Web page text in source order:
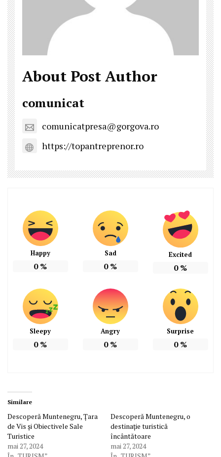
About Post Author
comunicat
comunicatpresa@gorgova.ro
https://topantreprenor.ro
Happy
0%
Sad
0%
Excited
0%
Sleepy
0%
Angry
0%
Surprise
0%
Similare
Descoperă Muntenegru, Țara
de Vis și Obiectivele Sale
Turistice
mai 27, 2024
Descoperă Muntenegru, o
destinație turistică
încântătoare
mai 27, 2024